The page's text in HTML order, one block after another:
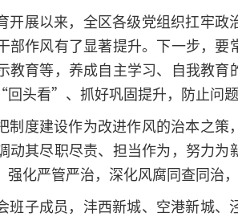
开展以来，全区各级党组织扛牢
部作风有了显著提升。下一步，
教育等，养成自主学习、自我教
头看”、抓好巩固提升，防止问题
制度建设作为改进作风的治本之
动其尽职尽责、担当作为，努力
强化严管严治，深化风腐同查同治
班子成员，沣西新城、空港新城